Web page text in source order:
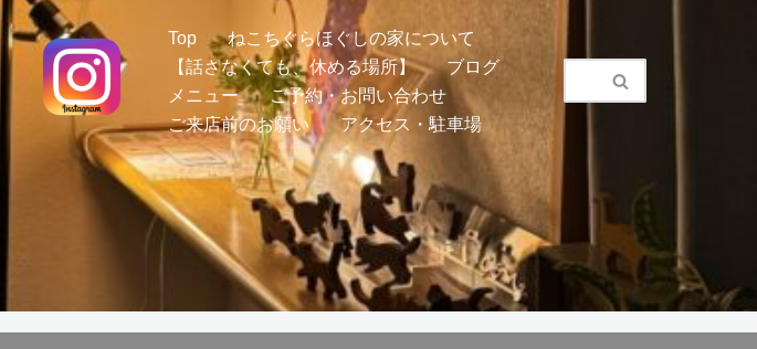
Top
ねこちぐらほぐしの家について
【話さなくても、休める場所】
ブログ
メニュー
ご予約・お問い合わせ
ご来店前のお願い
アクセス・駐車場